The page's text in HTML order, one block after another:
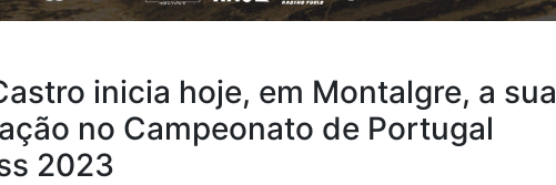
inicia hoje, em Montalgre, a sua
no Campeonato de Portugal
2023